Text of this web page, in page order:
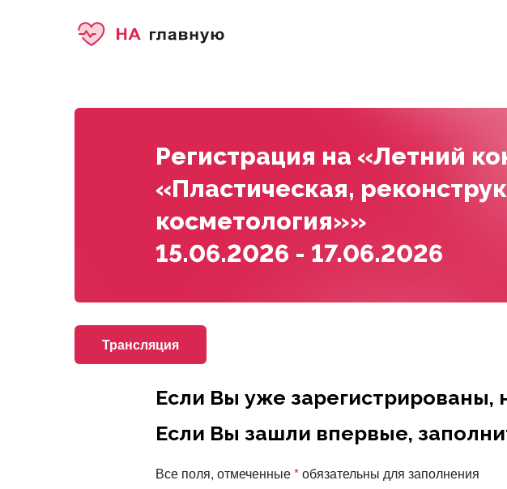
Регистрация на «Летний
«Пластическая,
косметология»»
15.06.2026 - 17.06.2026
Трансляция
Если Вы уже зарегистрированы,
Если Вы зашли впервые,
Все поля, отмеченные*обязательны для заполнения